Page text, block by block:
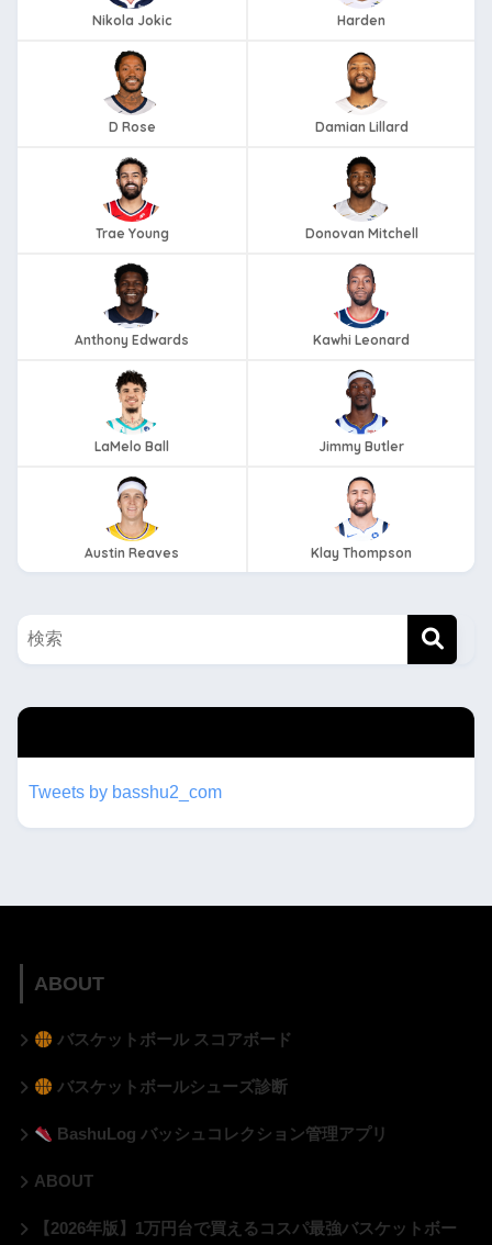
Nikola Jokic Harden
D Rose Damian Lillard
Trae Young Donovan Mitchell
Anthony Edwards Kawhi Leonard
LaMelo Ball Jimmy Butler
Austin Reaves Klay Thompson
Tweets by basshu2_com
ABOUT
バスケットボール スコアボード
バスケットボールシューズ診断
BashuLog バッシュコレクション管理アプリ
ABOUT
【2026年版】1万円台で買えるコスパ最強バスケットボー